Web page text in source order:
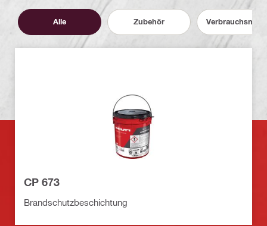
Alle Zubehör
CP 673
Brandschutzbeschichtung